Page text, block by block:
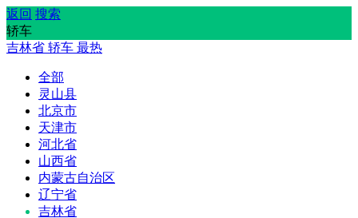
返回 搜索
轿车
吉林省 轿车 最热
全部
灵山县
北京市
天津市
河北省
山西省
内蒙古自治区
辽宁省
吉林省